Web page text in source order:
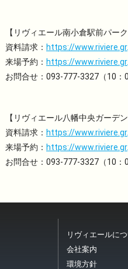
【リヴィエール南小倉駅前パーク
資料請求： https://
来場予約： https://
お問合せ：093-777-3327（10：
【リヴィエール八幡中央ガーデン
資料請求： https://
来場予約： https://
お問合せ：093-777-3327（10：
リヴィエールに
会社案内
環境方針